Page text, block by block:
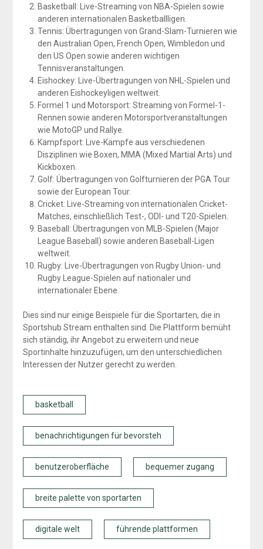
Basketball: Live-Streaming von NBA-Spielen sowie
anderen internationalen Basketballligen.
Tennis: Übertragungen von Grand-Slam-Turnieren wie
den Australian Open, French Open, Wimbledon und
den US Open sowie anderen wichtigen
Tennisveranstaltungen.
Eishockey: Live-Übertragungen von NHL-Spielen und
anderen Eishockeyligen weltweit.
Formel 1 und Motorsport: Streaming von Formel-1-
Rennen sowie anderen Motorsportveranstaltungen
wie MotoGP und Rallye.
Kampfsport: Live-Kämpfe aus verschiedenen
Disziplinen wie Boxen, MMA (Mixed Martial Arts) und
Kickboxen.
Golf: Übertragungen von Golfturnieren der PGA Tour
sowie der European Tour.
Cricket: Live-Streaming von internationalen Cricket-
Matches, einschließlich Test-, ODI- und T20-Spielen.
Baseball: Übertragungen von MLB-Spielen (Major
League Baseball) sowie anderen Baseball-Ligen
weltweit.
Rugby: Live-Übertragungen von Rugby Union- und
Rugby League-Spielen auf nationaler und
internationaler Ebene.
Dies sind nur einige Beispiele für die Sportarten, die in
Sportshub Stream enthalten sind. Die Plattform bemüht
sich ständig, ihr Angebot zu erweitern und neue
Sportinhalte hinzuzufügen, um den unterschiedlichen
Interessen der Nutzer gerecht zu werden.
basketball
benachrichtigungen für bevorsteh
benutzeroberfläche bequemer zugang
breite palette von sportarten
digitale welt führende plattformen